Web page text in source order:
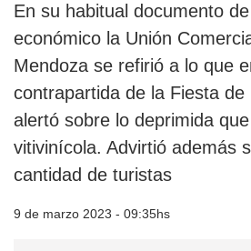
En su habitual documento
económico la Unión
Mendoza se refirió a lo que
contrapartida de la Fiesta de
alertó sobre lo deprimida
vitivinícola. Advirtió además
cantidad de turistas
9 de marzo 2023 - 09:35hs